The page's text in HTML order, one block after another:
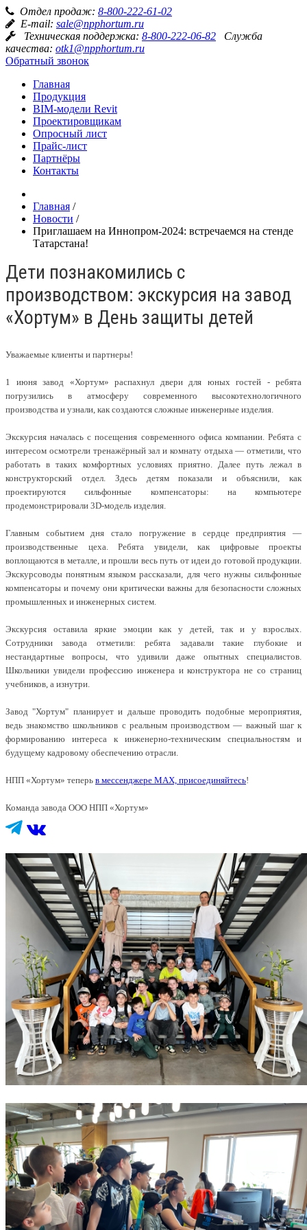
Отдел продаж: 8-800-222-61-02
E-mail: sale@npphortum.ru
Техническая поддержка: 8-800-222-06-82 Служба
качества: otk1@npphortum.ru
Обратный звонок
Главная
Продукция
BIM-модели Revit
Проектировщикам
Опросный лист
Прайс-лист
Партнёры
Контакты
Главная /
Новости /
Приглашаем на Иннопром-2024: встречаемся на стенде
Татарстана!
Дети познакомились с
производством: экскурсия на завод
«Хортум» в День защиты детей
Уважаемые клиенты и партнеры!
1 июня завод «Хортум» распахнул двери для юных гостей - ребята
погрузились в атмосферу современного высокотехнологичного
производства и узнали, как создаются сложные инженерные изделия.
Экскурсия началась с посещения современного офиса компании. Ребята с
интересом осмотрели тренажёрный зал и комнату отдыха — отметили, что
работать в таких комфортных условиях приятно. Далее путь лежал в
конструкторский отдел. Здесь детям показали и объяснили, как
проектируются сильфонные компенсаторы: на компьютере
продемонстрировали 3D-модель изделия.
Главным событием дня стало погружение в сердце предприятия —
производственные цеха. Ребята увидели, как цифровые проекты
воплощаются в металле, и прошли весь путь от идеи до готовой продукции.
Экскурсоводы понятным языком рассказали, для чего нужны сильфонные
компенсаторы и почему они критически важны для безопасности сложных
промышленных и инженерных систем.
Экскурсия оставила яркие эмоции как у детей, так и у взрослых.
Сотрудники завода отметили: ребята задавали такие глубокие и
нестандартные вопросы, что удивили даже опытных специалистов.
Школьники увидели профессию инженера и конструктора не со страниц
учебников, а изнутри.
Завод "Хортум" планирует и дальше проводить подобные мероприятия,
ведь знакомство школьников с реальным производством — важный шаг к
формированию интереса к инженерно-техническим специальностям и
будущему кадровому обеспечению отрасли.
НПП «Хортум» теперь в мессенджере MAX, присоединяйтесь!
Команда завода ООО НПП «Хортум»